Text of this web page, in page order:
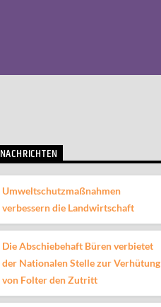
NACHRICHTEN
Umweltschutzmaßnahmen
verbessern die Landwirtschaft
Die Abschiebehaft Büren verbietet
der Nationalen Stelle zur Verhütung
von Folter den Zutritt